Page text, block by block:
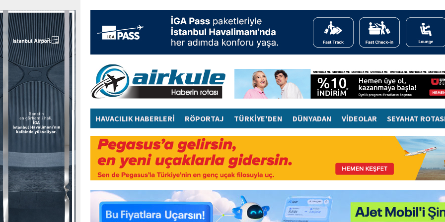
HAVACILIK HABERLERİ RÖPORTAJ TÜRKİYE'DEN DÜNYADAN VİDEOLAR SEYAHAT